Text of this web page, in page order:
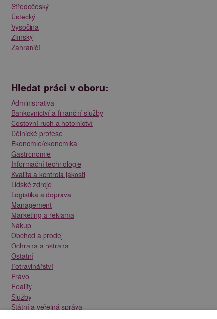
Středočeský
Ústecký
Vysočina
Zlínský
Zahraničí
Hledat práci v oboru:
Administrativa
Bankovnictví a finanční služby
Cestovní ruch a hotelnictví
Dělnické profese
Ekonomie/ekonomika
Gastronomie
Informační technologie
Kvalita a kontrola jakosti
Lidské zdroje
Logistika a doprava
Management
Marketing a reklama
Nákup
Obchod a prodej
Ochrana a ostraha
Ostatní
Potravinářství
Právo
Reality
Služby
Státní a veřejná správa